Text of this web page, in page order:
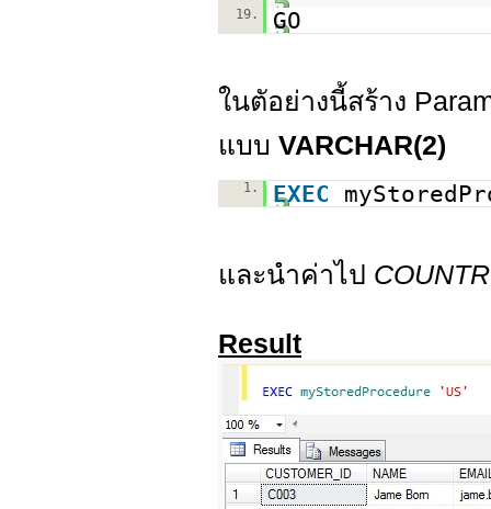
19.
GO
ในตัอย่างนี้สร้าง
แบบ VARCHAR(2)
1. EXEC
และนำค่าไป
Result